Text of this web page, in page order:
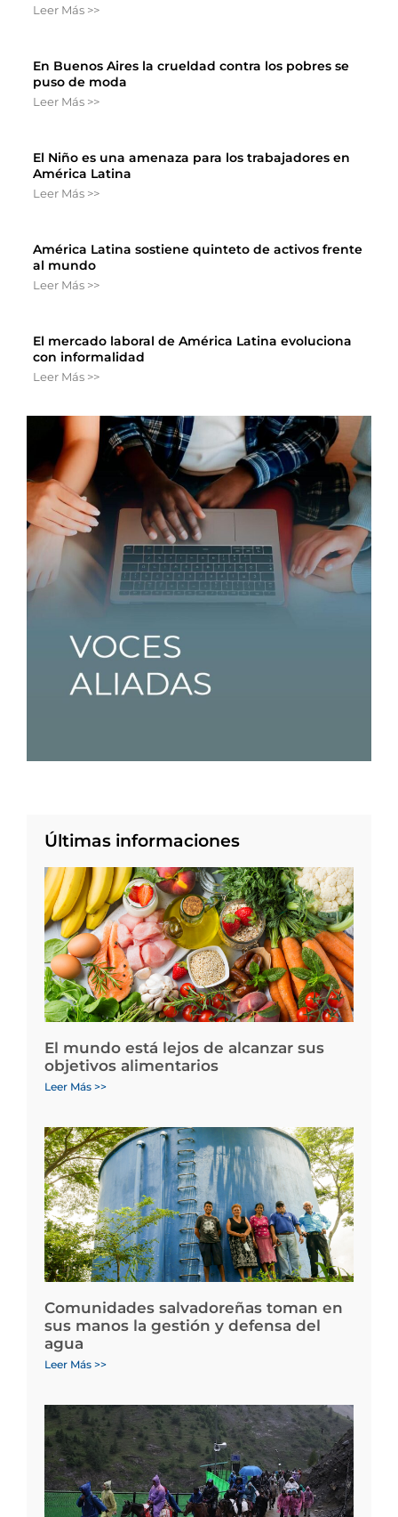
Leer Más >>
En Buenos Aires la crueldad contra los pobres se
puso de moda
Leer Más >>
El Niño es una amenaza para los trabajadores en
América Latina
Leer Más >>
América Latina sostiene quinteto de activos frente
al mundo
Leer Más >>
El mercado laboral de América Latina evoluciona
con informalidad
Leer Más >>
Últimas informaciones
El mundo está lejos de alcanzar sus
objetivos alimentarios
Leer Más >>
Comunidades salvadoreñas toman en
sus manos la gestión y defensa del
agua
Leer Más >>